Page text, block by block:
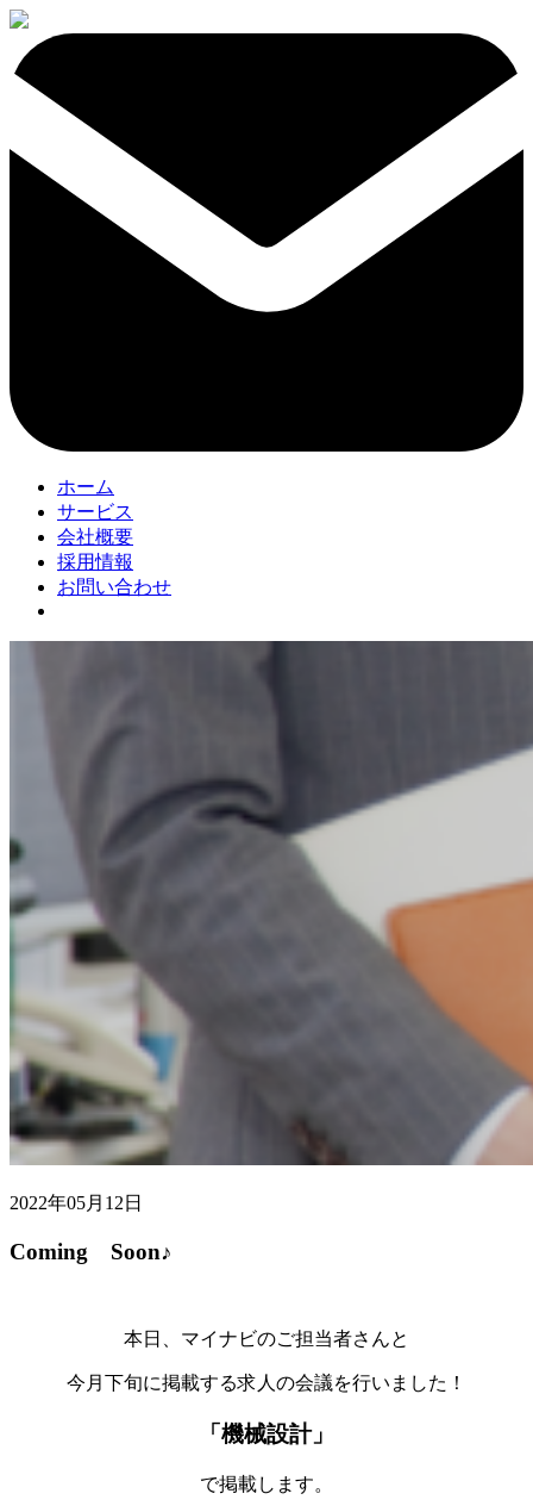
ホーム
サービス
会社概要
採用情報
お問い合わせ
2022年05月12日
Coming Soon♪
本日、マイナビのご担当者さんと
今月下旬に掲載する求人の会議を行いました！
「機械設計」
で掲載します。